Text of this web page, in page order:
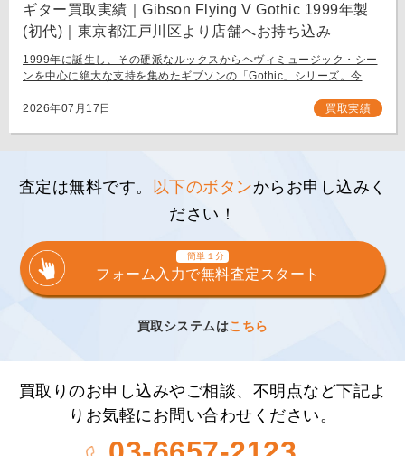
ギター買取実績｜Gibson Flying V Gothic 1999年製
(初代)｜東京都江戸川区より店舗へお持ち込み
1999年に誕生し、その硬派なルックスからヘヴィミュージック・シー
ンを中心に絶大な支持を集めたギブソンの「Gothic」シリーズ。今回
[…]
2026年07月17日 買取実績
査定は無料です。 以下のボタンからお申し込みく
ださい！
簡単１分
フォーム入力で無料査定スタート
買取システムはこちら
買取りのお申し込みやご相談、不明点など下記よ
りお気軽にお問い合わせください。